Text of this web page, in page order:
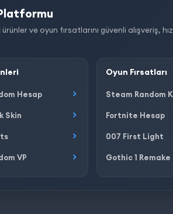
ve oyun fırsatlarını güvenli alışveriş,
Hesap
Skin
VP
Oyun Fırsatları
Steam Random
Fortnite Hesap
007 First Light
Gothic 1 Remake